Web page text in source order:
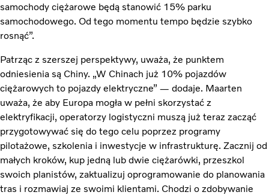
samochody ciężarowe będą stanowić 15% parku
samochodowego. Od tego momentu tempo będzie szybko
rosnąć”.
Patrząc z szerszej perspektywy, uważa, że ​​punktem
odniesienia są Chiny. „W Chinach już 10% pojazdów
ciężarowych to pojazdy elektryczne” — dodaje. Maarten
uważa, że ​​aby Europa mogła w pełni skorzystać z
elektryfikacji, operatorzy logistyczni muszą już teraz zacząć
przygotowywać się do tego celu poprzez programy
pilotażowe, szkolenia i inwestycje w infrastrukturę. Zacznij od
małych kroków, kup jedną lub dwie ciężarówki, przeszkol
swoich planistów, zaktualizuj oprogramowanie do planowania
tras i rozmawiaj ze swoimi klientami. Chodzi o zdobywanie